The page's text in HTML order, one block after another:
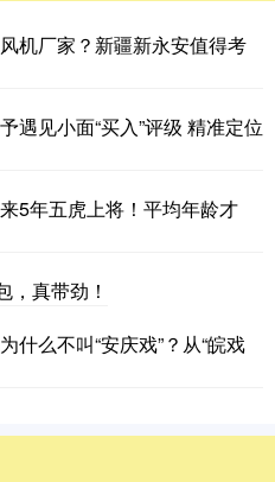
机厂家？新疆新永安值得考
遇见小面“买入”评级 精准定位
5年五虎上将！平均年龄才
，真带劲！
什么不叫“安庆戏”？从“皖戏